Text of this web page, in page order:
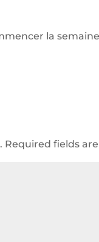
la
Required fields